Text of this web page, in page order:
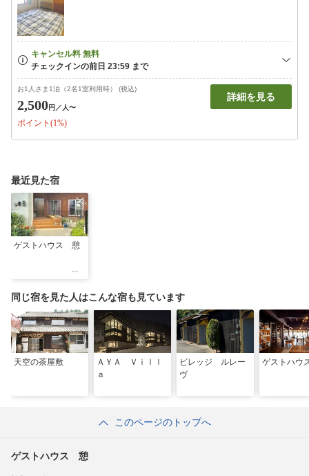
お1人さま1泊（2名1室利用時） (税込)
2,500円 ／人〜
ポイント(1%)
詳細を見る
最近見た宿
ゲストハウス 憩
同じ宿を見た人はこんな宿も見ています
天空の茶屋敷
ＡＹＡ Ｖｉｌｌ
ａ
ビレッジ ルレー
ヴ
ゲストハウ
このページのトップへ
ゲストハウス 憩